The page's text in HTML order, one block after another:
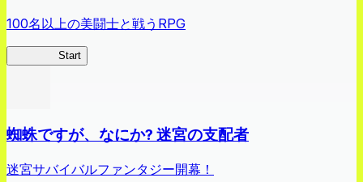
100名以上の美闘士と戦うRPG
Start
蜘蛛ですが、なにか? 迷宮の支配者
迷宮サバイバルファンタジー開幕！